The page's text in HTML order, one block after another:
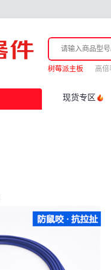
树莓派主板 高倍
现货专区